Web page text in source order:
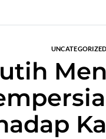
UNCATEGORIZED